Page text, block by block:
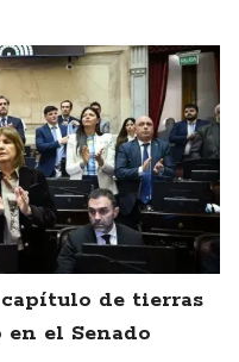
de tierras
el Senado